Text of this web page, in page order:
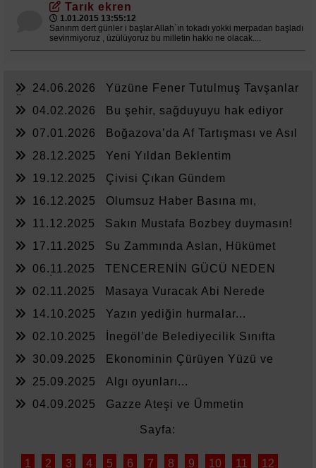
Tarık ekren
1.01.2015 13:55:12
Sanırım dert günler i başlar Allah`ın tokadı yokki merpadan başladı
sevinmiyoruz , üzülüyoruz bu milletin hakkı ne olacak....
24.06.2026
Yüzüne Fener Tutulmuş Tavşanlar
04.02.2026
Bu şehir, sağduyuyu hak ediyor
07.01.2026
Boğazova’da Af Tartışması ve Asıl
28.12.2025
Yeni Yıldan Beklentim
19.12.2025
Çivisi Çıkan Gündem
16.12.2025
Olumsuz Haber Basına mı,
11.12.2025
Sakın Mustafa Bozbey duymasın!
17.11.2025
Su Zammında Aslan, Hükümet
06.11.2025
TENCERENİN GÜCÜ NEDEN
02.11.2025
Masaya Vuracak Abi Nerede
14.10.2025
Yazın yediğin hurmalar...
02.10.2025
İnegöl’de Belediyecilik Sınıfta
30.09.2025
Ekonominin Çürüyen Yüzü ve
25.09.2025
Algı oyunları...
04.09.2025
Gazze Ateşi ve Ümmetin
Sayfa:
1 2 3 4 5 6 7 8 9 10 11 12